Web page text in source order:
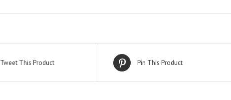
Tweet This Product Pin This Product